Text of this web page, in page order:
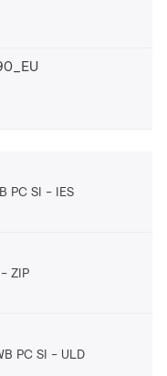
PC SI IES
ZIP
PC SI ULD